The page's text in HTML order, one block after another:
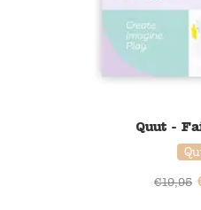
Quut -
€19,95